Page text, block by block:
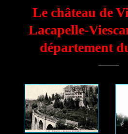
Le château de
Lacapelle-
département